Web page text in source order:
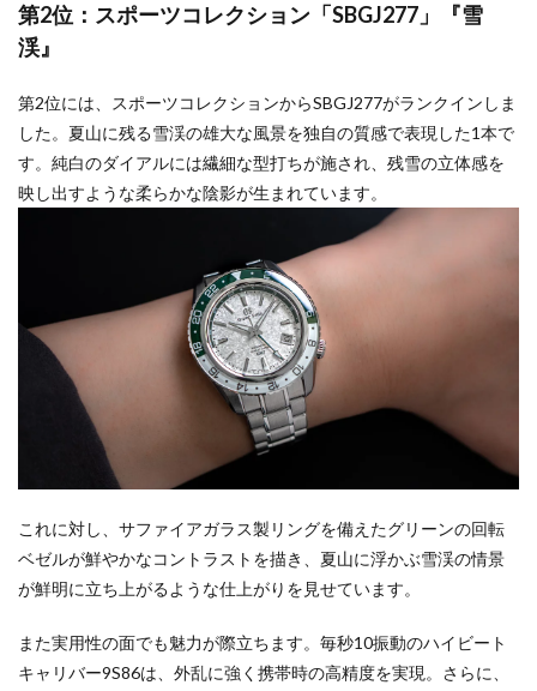
第2位：スポーツコレクション「SBGJ277」『雪
渓』
第2位には、スポーツコレクションからSBGJ277がランクインしま
した。夏山に残る雪渓の雄大な風景を独自の質感で表現した1本で
す。純白のダイアルには繊細な型打ちが施され、残雪の立体感を
映し出すような柔らかな陰影が生まれています。
これに対し、サファイアガラス製リングを備えたグリーンの回転
ベゼルが鮮やかなコントラストを描き、夏山に浮かぶ雪渓の情景
が鮮明に立ち上がるような仕上がりを見せています。
また実用性の面でも魅力が際立ちます。毎秒10振動のハイビート
キャリバー9S86は、外乱に強く携帯時の高精度を実現。さらに、